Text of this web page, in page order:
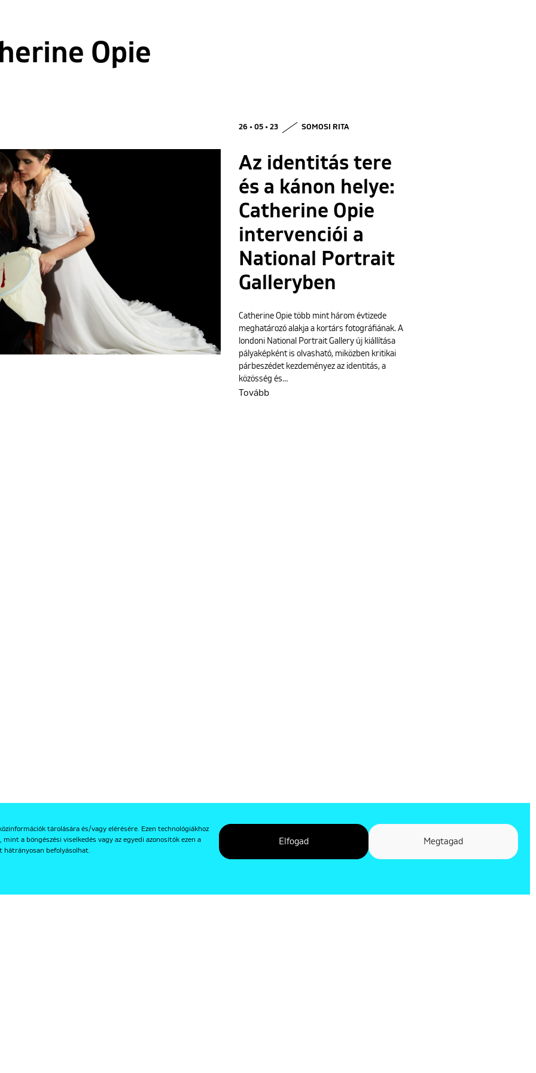
tárolására és/vagy elérésére. Ezen technológiákhoz
a böngészési viselkedés vagy az egyedi azonosítók ezen a
hátrányosan befolyásolhat.
Elfogad Megtagad
Opie
26 • 05 • 23 SOMOSI RITA
Az identitás tere
és a kánon helye:
Catherine Opie
intervenciói a
National Portrait
Galleryben
Catherine Opie több mint három évtizede
meghatározó alakja a kortárs fotográfiának. A
londoni National Portrait Gallery új kiállítása
pályaképként is olvasható, miközben kritikai
párbeszédet kezdeményez az identitás, a
közösség és…
Tovább